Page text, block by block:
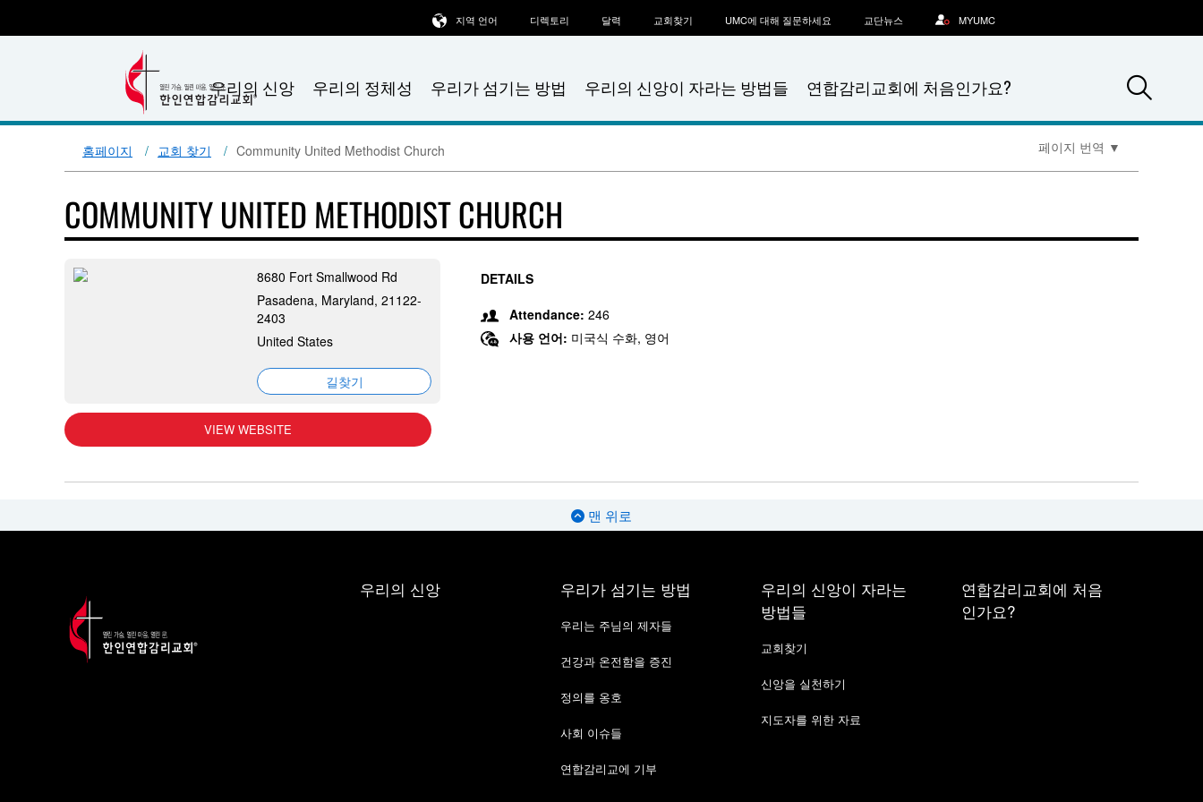
우리의 신앙 우리의 정체성 우리가 섬기는 방법 우리의 신앙이 자라는 방법들 연합감리교회에 처음인가요?
지역 언어 디렉토리 달력 교회찾기 UMC에 대해 질문하세요 교단뉴스 MYUMC
홈페이지 교회 찾기 Community United Methodist Church 페이지 번역 ▼
COMMUNITY UNITED METHODIST CHURCH
8680 Fort Smallwood Rd
Pasadena, Maryland, 21122-
2403
United States
길찾기
VIEW WEBSITE
DETAILS
Attendance: 246
사용 언어: 미국식 수화, 영어
맨 위로
우리의 신앙 우리가 섬기는 방법
우리는 주님의 제자들
건강과 온전함을 증진
정의를 옹호
사회 이슈들
연합감리교에 기부
우리의 신앙이 자라는
방법들
교회찾기
신앙을 실천하기
지도자를 위한 자료
연합감리교회에 처음
인가요?